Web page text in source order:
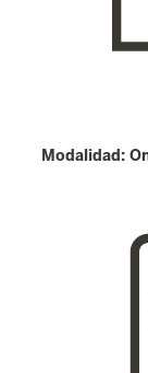
Modalidad: